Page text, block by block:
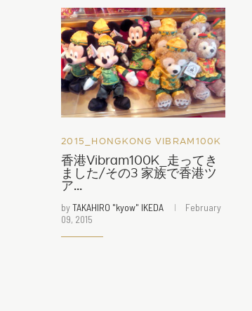
2015_HONGKONG VIBRAM100K
香港Vibram100K_走ってき
ました/その3 家族で香港ツ
ア...
byTAKAHIRO "kyow" IKEDA
February
09, 2015